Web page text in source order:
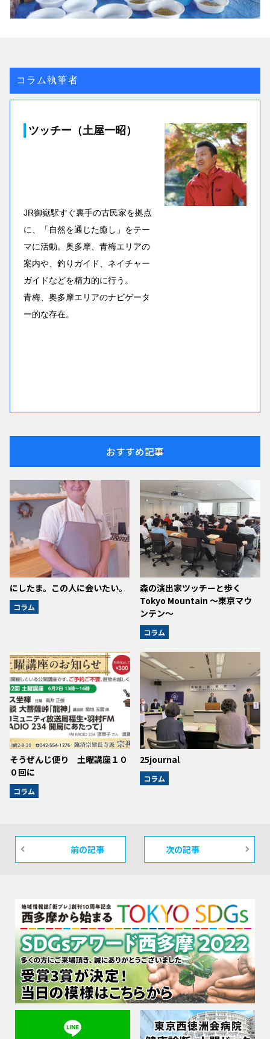
コラム執筆者
ツッチー（土屋一昭）
JR御嶽駅すぐ裏手の古民家を拠点
に、「自然を通じた癒し」をテー
マに活動。奥多摩、青梅エリアの
案内や、釣りガイド、ネイチャー
ガイドなどを精力的に行う。
青梅、奥多摩エリアのナビゲータ
ー的な存在。
おすすめ記事
にしたま。この人に会いたい。
コラム
森の演出家ツッチーと歩く
Tokyo Mountain ～東京マウ
ンテン～
コラム
そうぜんじ便り 土曜講座１０
０回に
コラム
25journal
コラム
前の記事 次の記事